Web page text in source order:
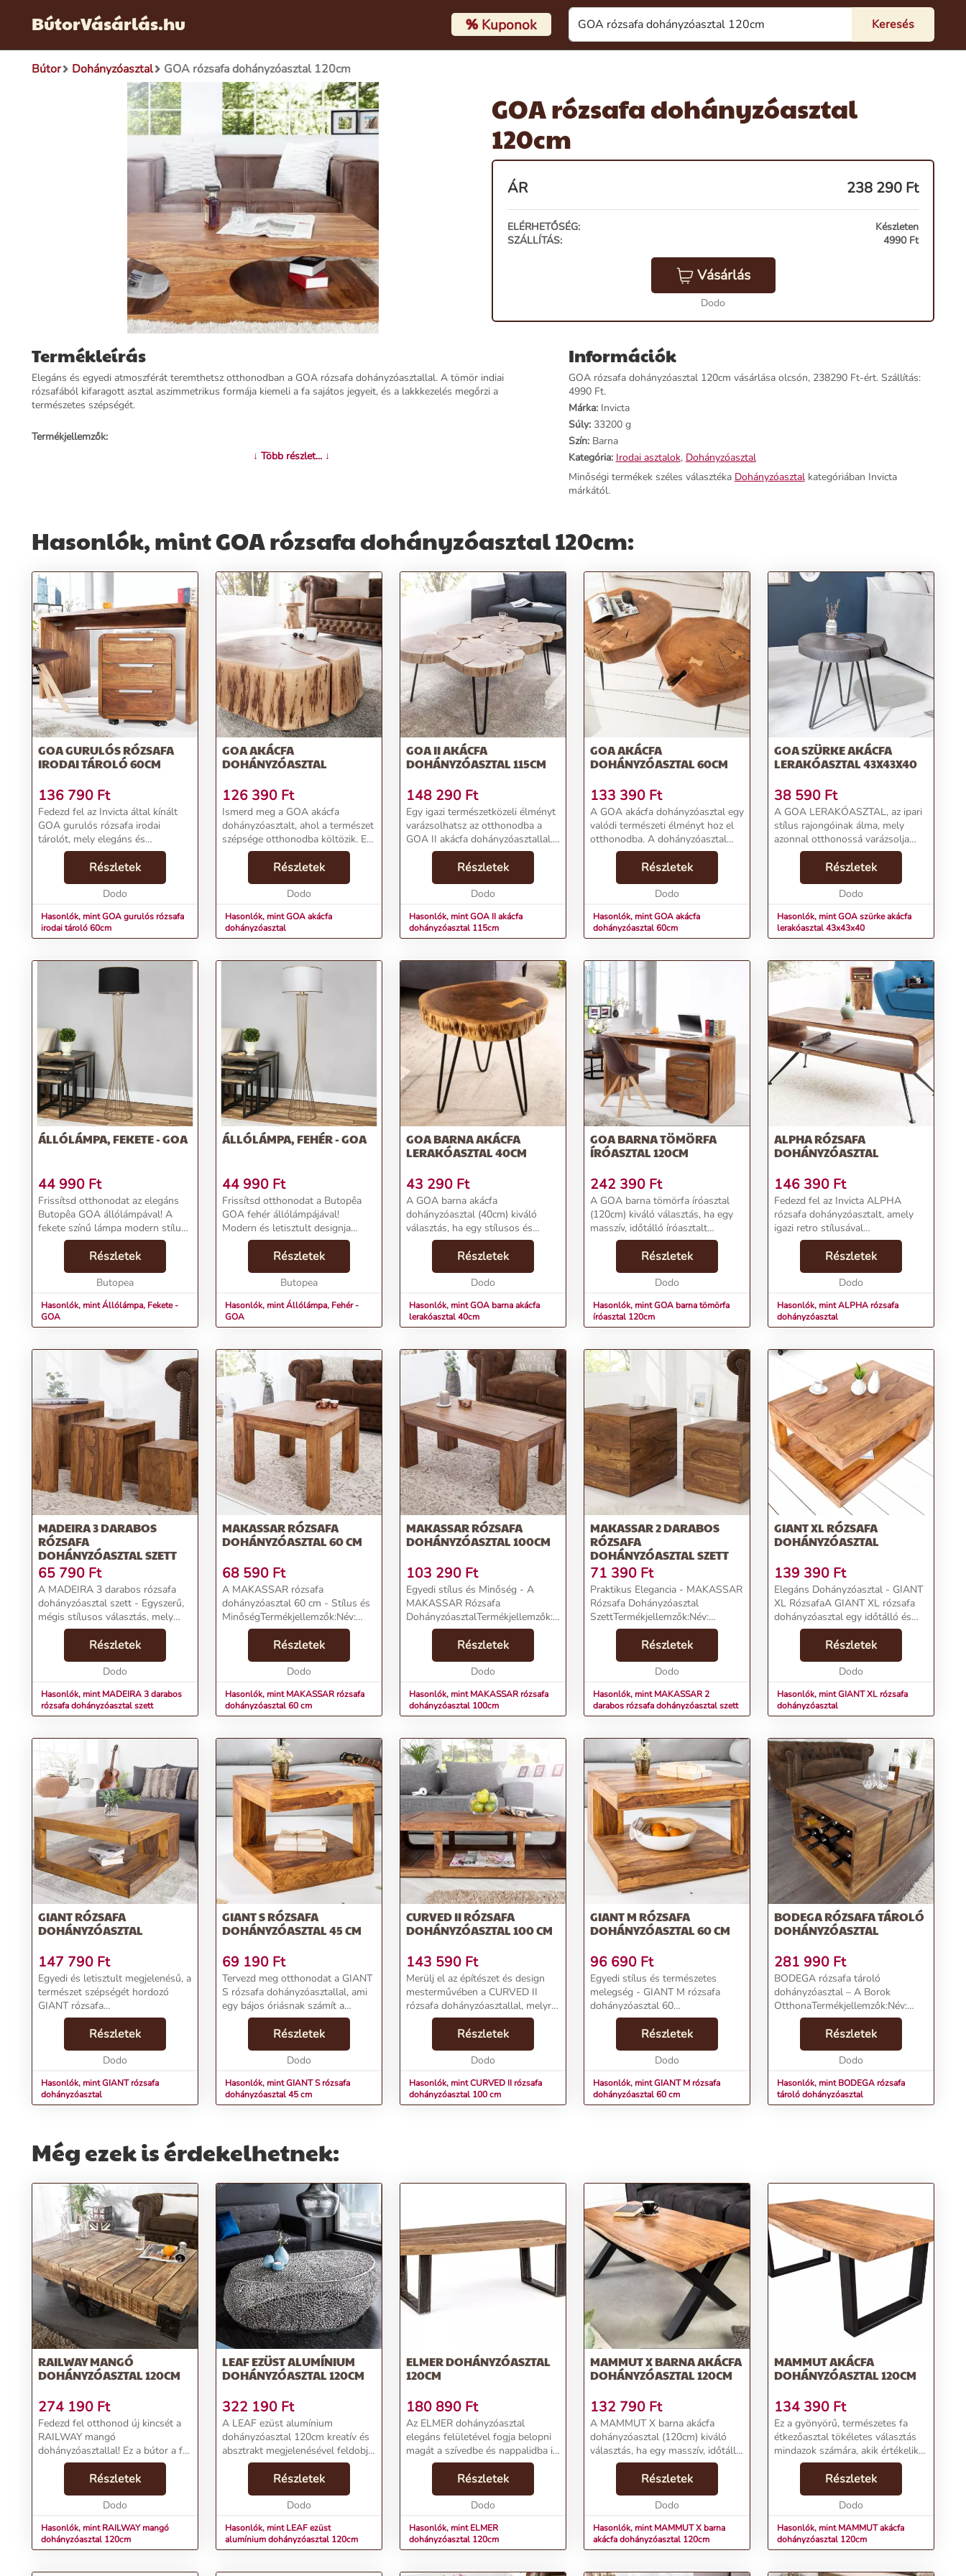
BútorVásárlás.hu %Kuponok
Bútor Dohányzóasztal GOA rózsafa dohányzóasztal 120cm
GOA rózsafa dohányzóasztal
120cm
ÁR 238 290 Ft
ELÉRHETŐSÉG:
Készleten
SZÁLLÍTÁS:
4990 Ft
Vásárlás
Dodo
Termékleírás
Elegáns és egyedi atmoszférát teremthetsz otthonodban a GOA rózsafa dohányzóasztallal. A tömör indiai
rózsafából kifaragott asztal aszimmetrikus formája kiemeli a fa sajátos jegyeit, és a lakkkezelés megőrzi a
természetes szépségét.
Termékjellemzők:
Szín:Barna
Szállítási díj:4990 Ft
Előnyök:
Egyedi design:Aszimmetrikus formája és a fa sajátos jegyei kiemelik az eleganciát.
Tömör rózsafa:A minőségi anyag biztosítja a tartósságot és esztétikát.
Univerzális kiegészítő:Klasszikus és skandináv otthonokban is tökéletes kiegészítő lehet.
Rendeld meg most ezt az egyedi darabot, és varázsold otthonodba az időtlen eleganciát!
További információk>>
↓ Több részlet... ↓
Információk
GOA rózsafa dohányzóasztal 120cm vásárlása olcsón, 238290 Ft-ért. Szállítás:
4990 Ft.
Márka:Invicta
Súly:33200 g
Szín:Barna
Kategória: Irodai asztalok, Dohányzóasztal
Minőségi termékek széles választéka Dohányzóasztalkategóriában Invicta
márkától.
Hasonlók, mint GOA rózsafa dohányzóasztal 120cm:
GOA GURULÓS RÓZSAFA
IRODAI TÁROLÓ 60CM
136 790 Ft
Fedezd fel az Invicta által kínált
GOA gurulós rózsafa irodai
tárolót, mely elegáns és
funkcionális megoldást nyújt az
irodai rendszerezéshez. A termék
letisztult designja és gurulós
kialakítása révén...
Részletek
Dodo
Hasonlók, mint GOA gurulós rózsafa
irodai tároló 60cm
GOA AKÁCFA
DOHÁNYZÓASZTAL
126 390 Ft
Ismerd meg a GOA akácfa
dohányzóasztalt, ahol a természet
szépsége otthonodba költözik. Ez
a méretes asztal egy gyönyörű
akácfa szelet, melynek színét
naturálisan őrzi meg, viaszolással
Részletek
Dodo
Hasonlók, mint GOA akácfa
dohányzóasztal
GOA II AKÁCFA
DOHÁNYZÓASZTAL 115CM
148 290 Ft
Egy igazi természetközeli élményt
varázsolhatsz az otthonodba a
GOA II akácfa dohányzóasztallal.
A bútor gyönyörű akácfa
szeletekből készült, ahol a
természetes barna szín és a
viaszkezelés által megő...
Részletek
Dodo
Hasonlók, mint GOA II akácfa
dohányzóasztal 115cm
GOA AKÁCFA
DOHÁNYZÓASZTAL 60CM
133 390 Ft
A GOA akácfa dohányzóasztal egy
valódi természeti élményt hoz el
otthonodba. A dohányzóasztal
egy gyönyörű, vastag akácfa
szelet, melyet naturális
színvilágával és
természetességével emel ki. A
Részletek
Dodo
Hasonlók, mint GOA akácfa
dohányzóasztal 60cm
GOA SZÜRKE AKÁCFA
LERAKÓASZTAL 43X43X40
38 590 Ft
A GOA LERAKÓASZTAL, az ipari
stílus rajongóinak álma, mely
azonnal otthonossá varázsolja
nappalijukat. A szürke színű asztal
tökéletesen illeszkedik világosabb
és sötétebb belső terekbe
egyaránt, magá...
Részletek
Dodo
Hasonlók, mint GOA szürke akácfa
lerakóasztal 43x43x40
ÁLLÓLÁMPA, FEKETE - GOA
44 990 Ft
Frissítsd otthonodat az elegáns
Butopêa GOA állólámpával! A
fekete színű lámpa modern stílust
kölcsönöz bármelyik helyiségnek,
és kiválóan megvilágítja
otthonodat.Termékjellemzők:Név:
Állólámpa, Feket...
Részletek
Butopea
Hasonlók, mint Állólámpa, Fekete -
GOA
ÁLLÓLÁMPA, FEHÉR - GOA
44 990 Ft
Frissítsd otthonodat a Butopêa
GOA fehér állólámpájával!
Modern és letisztult designja
tökéletes kiegészítője bármelyik
helyiségnek, miközben kiválóan
megvilágítja
otthonodat.Termékjellemzők:Név:
Részletek
Butopea
Hasonlók, mint Állólámpa, Fehér -
GOA
GOA BARNA AKÁCFA
LERAKÓASZTAL 40CM
43 290 Ft
A GOA barna akácfa
dohányzóasztal (40cm) kiváló
választás, ha egy stílusos és
időtálló dohányzóasztalt
keresel.Az asztallap természetes
akácfa anyagból készült, melynek
vastagsága 50mm. A fekete
Részletek
Dodo
Hasonlók, mint GOA barna akácfa
lerakóasztal 40cm
GOA BARNA TÖMÖRFA
ÍRÓASZTAL 120CM
242 390 Ft
A GOA barna tömörfa íróasztal
(120cm) kiváló választás, ha egy
masszív, időtálló íróasztalt
keresel.A masszív sheesham fából
készült íróasztal természetes
színben pompázik, melyet
versiegeztek és lakk...
Részletek
Dodo
Hasonlók, mint GOA barna tömörfa
íróasztal 120cm
ALPHA RÓZSAFA
DOHÁNYZÓASZTAL
146 390 Ft
Fedezd fel az Invicta ALPHA
rózsafa dohányzóasztalt, amely
igazi retro stílusával
kihangsúlyozza otthonod vagy
irodád skandináv dizájnját. A
kellemes meleg barna színű,
természetes rózsafa felület tök...
Részletek
Dodo
Hasonlók, mint ALPHA rózsafa
dohányzóasztal
MADEIRA 3 DARABOS
RÓZSAFA
DOHÁNYZÓASZTAL SZETT
65 790 Ft
A MADEIRA 3 darabos rózsafa
dohányzóasztal szett - Egyszerű,
mégis stílusos választás, mely
három asztalkát ötvöz egy
univerzálisan szétszedhető
egységbe.Termékjellemzők:Név:
MADEIRA 3 darabos rózsafa...
Részletek
Dodo
Hasonlók, mint MADEIRA 3 darabos
rózsafa dohányzóasztal szett
MAKASSAR RÓZSAFA
DOHÁNYZÓASZTAL 60 CM
68 590 Ft
A MAKASSAR rózsafa
dohányzóasztal 60 cm - Stílus és
MinőségTermékjellemzők:Név:
MAKASSAR rózsafa
dohányzóasztal 60 cmÁr: 64590
FtMárka: InvictaKategória:
DohányzóasztalTömeg: 17500
Részletek
Dodo
Hasonlók, mint MAKASSAR rózsafa
dohányzóasztal 60 cm
MAKASSAR RÓZSAFA
DOHÁNYZÓASZTAL 100CM
103 290 Ft
Egyedi stílus és Minőség - A
MAKASSAR Rózsafa
DohányzóasztalTermékjellemzők:Név:
MAKASSAR rózsafa
dohányzóasztal 100cmÁr: 88490
FtMárka: InvictaKategória:
DohányzóasztalTömeg: 23500
Részletek
Dodo
Hasonlók, mint MAKASSAR rózsafa
dohányzóasztal 100cm
MAKASSAR 2 DARABOS
RÓZSAFA
DOHÁNYZÓASZTAL SZETT
71 390 Ft
Praktikus Elegancia - MAKASSAR
Rózsafa Dohányzóasztal
SzettTermékjellemzők:Név:
MAKASSAR 2 darabos rózsafa
dohányzóasztal szettÁr: 61190
FtMárka: InvictaKategória:
DohányzóasztalTömeg: 12300
Részletek
Dodo
Hasonlók, mint MAKASSAR 2
darabos rózsafa dohányzóasztal szett
GIANT XL RÓZSAFA
DOHÁNYZÓASZTAL
139 390 Ft
Elegáns Dohányzóasztal - GIANT
XL RózsafaA GIANT XL rózsafa
dohányzóasztal egy időtálló és
mesélő bútordarab, mely az indiai
rózsafa (sheesham) természetes
szépségét mutatja be. Tömör fa
Részletek
Dodo
Hasonlók, mint GIANT XL rózsafa
dohányzóasztal
GIANT RÓZSAFA
DOHÁNYZÓASZTAL
147 790 Ft
Egyedi és letisztult megjelenésű, a
természet szépségét hordozó
GIANT rózsafa
dohányzóasztal.Termékjellemzők:Név:
GIANT rózsafa dohányzóasztalÁr:
126590 FtMárka: InvictaKategória:
DohányzóasztalTömeg:...
Részletek
Dodo
Hasonlók, mint GIANT rózsafa
dohányzóasztal
GIANT S RÓZSAFA
DOHÁNYZÓASZTAL 45 CM
69 190 Ft
Tervezd meg otthonodat a GIANT
S rózsafa dohányzóasztallal, ami
egy bájos óriásnak számít a
lakásodban. Ez a tikfaszürke akác
felületű dohányzóasztal nemcsak
egyszerű és klasszikus, hanem
Részletek
Dodo
Hasonlók, mint GIANT S rózsafa
dohányzóasztal 45 cm
CURVED II RÓZSAFA
DOHÁNYZÓASZTAL 100 CM
143 590 Ft
Merülj el az építészet és design
mesterművében a CURVED II
rózsafa dohányzóasztallal, melyre
még az építészek is vágyakoznak.
A CURVED II nem csupán egy
bútordarab, hanem egy mesteri
alkotás, ami az e...
Részletek
Dodo
Hasonlók, mint CURVED II rózsafa
dohányzóasztal 100 cm
GIANT M RÓZSAFA
DOHÁNYZÓASZTAL 60 CM
96 690 Ft
Egyedi stílus és természetes
melegség - GIANT M rózsafa
dohányzóasztal 60
cmTermékjellemzők:Név: GIANT M
rózsafa dohányzóasztal 60 cmÁr:
76690 FtMárka: InvictaKategória:
DohányzóasztalTömeg: 19700
Részletek
Dodo
Hasonlók, mint GIANT M rózsafa
dohányzóasztal 60 cm
BODEGA RÓZSAFA TÁROLÓ
DOHÁNYZÓASZTAL
281 990 Ft
BODEGA rózsafa tároló
dohányzóasztal – A Borok
OtthonaTermékjellemzők:Név:
BODEGA rózsafa tároló
dohányzóasztalÁr: 190390
FtMárka: InvictaKategória:
DohányzóasztalTömeg: 38000
Részletek
Dodo
Hasonlók, mint BODEGA rózsafa
tároló dohányzóasztal
Még ezek is érdekelhetnek:
RAILWAY MANGÓ
DOHÁNYZÓASZTAL 120CM
274 190 Ft
Fedezd fel otthonod új kincsét a
RAILWAY mangó
dohányzóasztallal! Ez a bútor a fa
naturális szépségét megőrzi,
eredeti tömör mangófából készült.
Az asztal első lapját deszkázat
jellegű vékonyabb mangó...
Részletek
Dodo
Hasonlók, mint RAILWAY mangó
dohányzóasztal 120cm
LEAF EZÜST ALUMÍNIUM
DOHÁNYZÓASZTAL 120CM
322 190 Ft
A LEAF ezüst alumínium
dohányzóasztal 120cm kreatív és
absztrakt megjelenésével feldobja
nappalidat. A csillogó ezüst színe
fényűző hatást kölcsönöz,
könnyen kombinálható a legtöbb
sötét árnyalattal.T...
Részletek
Dodo
Hasonlók, mint LEAF ezüst
alumínium dohányzóasztal 120cm
ELMER DOHÁNYZÓASZTAL
120CM
180 890 Ft
Az ELMER dohányzóasztal
elegáns felületével fogja belopni
magát a szívedbe és nappalidba is.
A tömör akácfából készült
bútordarab fénye akril bevonattal
emelkedik ki bármely
enteriőrben.Loft és indusz...
Részletek
Dodo
Hasonlók, mint ELMER
dohányzóasztal 120cm
MAMMUT X BARNA AKÁCFA
DOHÁNYZÓASZTAL 120CM
132 790 Ft
A MAMMUT X barna akácfa
dohányzóasztal (120cm) kiváló
választás, ha egy masszív, időtálló
dohányzóasztalt keresel.A tömör
akácfa dohányzóasztal középbarna
színű pácolással készült, így
megőrizte a fa ...
Részletek
Dodo
Hasonlók, mint MAMMUT X barna
akácfa dohányzóasztal 120cm
MAMMUT AKÁCFA
DOHÁNYZÓASZTAL 120CM
134 390 Ft
Ez a gyönyörű, természetes fa
étkezőasztal tökéletes választás
mindazok számára, akik értékelik a
minőséget és a stílust
otthonukban. Az asztal kiváló
minőségű, tömör fa alapanyagból
készült, amely bi...
Részletek
Dodo
Hasonlók, mint MAMMUT akácfa
dohányzóasztal 120cm